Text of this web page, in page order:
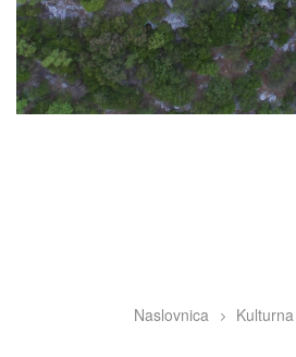
BreadcrumbNaslovnica